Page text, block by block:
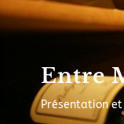
Entre
Présentation